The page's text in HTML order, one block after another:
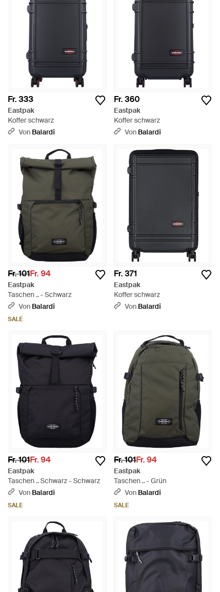
Fr. 333
Eastpak
Koffer schwarz
Von Balardi
Fr. 360
Eastpak
Koffer schwarz
Von Balardi
Fr. 101Fr. 94
Eastpak
Taschen .. - Schwarz
Von Balardi
SALE
Fr. 371
Eastpak
Koffer schwarz
Von Balardi
Fr. 101Fr. 94
Eastpak
Taschen .. Schwarz - Schwarz
Von Balardi
SALE
Fr. 101Fr. 94
Eastpak
Taschen .. - Grün
Von Balardi
SALE